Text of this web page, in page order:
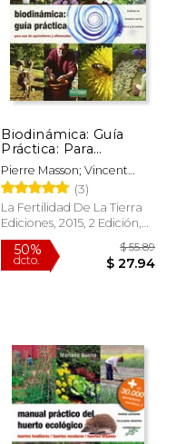
50%
dcto.
Biodinámica: Guía
Práctica: Para
Agricultores y
Aficionados: 9 (Guías
Para la Fertilidad de la
Tierra)
Pierre Masson; Vincent
Masson
(3)
La Fertilidad De La Tierra
Ediciones, 2015, 2 Edición,
Tapa Blanda, Nuevo